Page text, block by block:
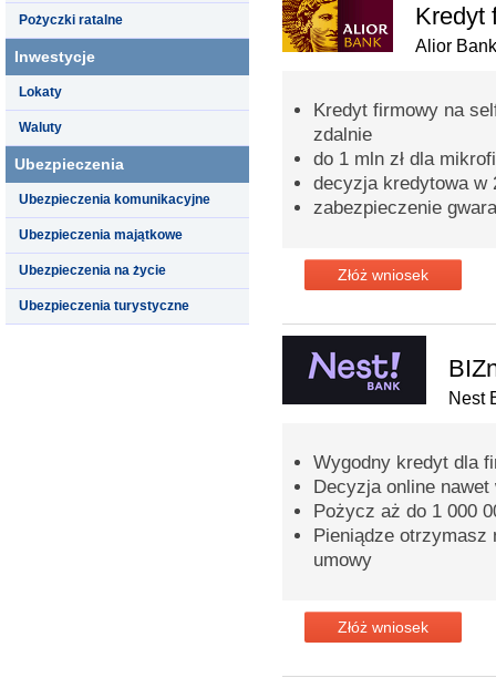
Pożyczki ratalne
Inwestycje
Lokaty
Waluty
Ubezpieczenia
Ubezpieczenia komunikacyjne
Ubezpieczenia majątkowe
Ubezpieczenia na życie
Ubezpieczenia turystyczne
Kredyt
Alior Bank
Kredyt firmowy na
zdalnie
do 1 mln zł dla
decyzja kredytowa w
zabezpieczenie
Złóż wniosek
Nest
Wygodny kredyt dla
Decyzja online nawet
Pożycz aż do 1 000
Pieniądze otrzymasz
umowy
Złóż wniosek